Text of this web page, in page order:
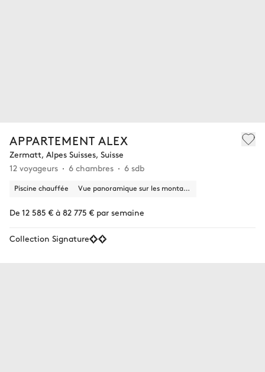
APPARTEMENT ALEX
Zermatt, Alpes Suisses, Suisse
12 voyageurs
6 chambres 6 sdb
Piscine chauffée Vue panoramique sur les montagnes
De 12 585 € à 82 775 € par semaine
Collection Signature